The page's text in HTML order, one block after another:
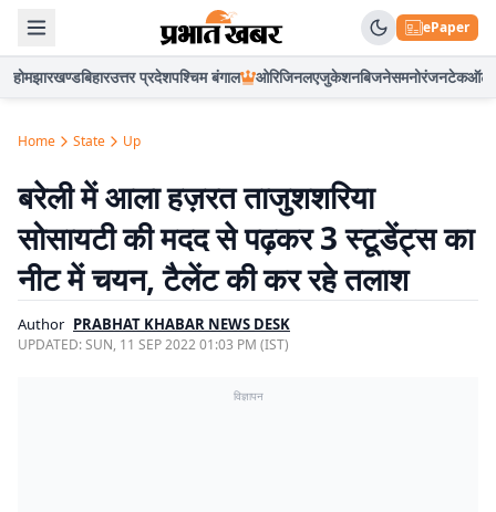
ePaper
होमझारखण्डबिहारउत्तर प्रदेशपश्चिम बंगाल ओरिजिनलएजुकेशनबिजनेसमनोरंजनटेकऑटो
Home State Up
बरेली में आला हज़रत ताजुशशरिया
सोसायटी की मदद से पढ़कर 3 स्टूडेंट्स का
नीट में चयन, टैलेंट की कर रहे तलाश
Author PRABHAT KHABAR NEWS DESK
UPDATED:SUN, 11 SEP 2022 01:03 PM (IST)
विज्ञापन